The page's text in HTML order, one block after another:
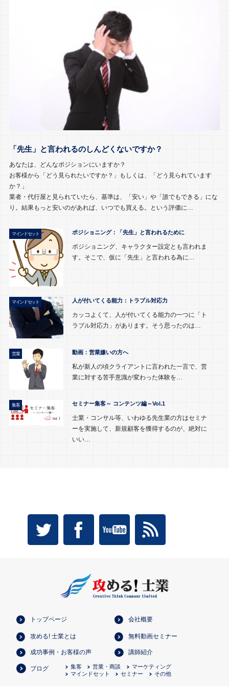
「先生」と言われるのしんどくないですか？
あなたは、どんなポジションにいますか？
お客様から「どう見られたいですか？」もしくは、「どう見られています
か？」
業者・代行屋と見られていたら、基準は、「安い」や「誰でもできる」にな
り。結果もっと安いのがあれば、いつでも買える。という評価に…
マインドセット ポジショニング：「先生」と言われるために
ポジショニング、キャラクター設定とも言われま
す。そこで、仮に「先生」と言われる為に…
マインドセット 人が付いてくる能力：トラブル対応力
カッコよくて、人が付いてくる能力の一つに「ト
ラブル対応力」があります。そう思ったのは…
営業 動画：営業嫌いの方へ
私が新人の頃クライアントに言われた一言で、営
業に対する苦手意識が変わった体験を…
集客 セミナー集客～ コンテンツ編～Vol.1
士業・コンサル等、いわゆる先生業の方はセミナ
ーを実施して、新規顧客を獲得するのが、絶対に
いい…
トップページ 会社概要
攻める! 士業とは 無料動画セミナー
成功事例・お客様の声 講師紹介
ブログ 集客 営業・商談
マーケティング
マインドセット
セミナー その他